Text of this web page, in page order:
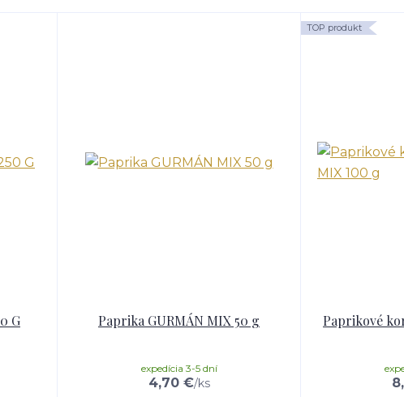
G Paprika GURMÁN MIX 50 g
4,70 €/ks
expedícia 3-5 dní
TOP produkt
Paprikové